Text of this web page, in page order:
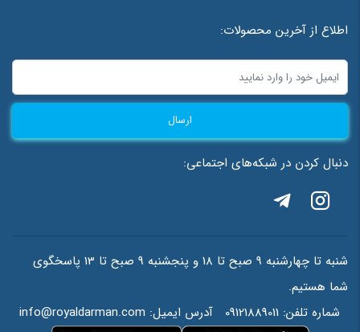
اطلاع از آخرین محصولات:
ارسال
دنبال کردن در شبکه‌های اجتماعی:
شنبه تا چهارشنبه 9 صبح تا 18 و پنجشنبه 9 صبح تا 13 پاسخگوی
شما هستیم.
شماره تلفن: 09121889011 آدرس ایمیل: info@royaldarman.com